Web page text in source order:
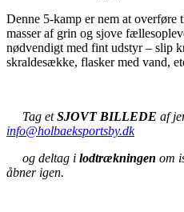
Denne 5-kamp er nem at overføre
masser af grin og sjove
nødvendigt med fint udstyr – slip
skraldesække, flasker med vand,
Tag etSJOVT BILLEDE af
info@holbaeksportsby.dk
og deltag i lodtrækningen om
åbner igen.